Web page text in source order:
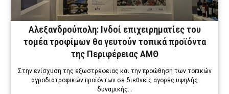
Αλεξανδρούπολη: Ινδοί επιχειρηματίες του
τομέα τροφίμων θα γευτούν τοπικά προϊόντα
της Περιφέρειας ΑΜΘ
Στην ενίσχυση της εξωστρέφειας και την προώθηση των τοπικών
αγροδιατροφικών προϊόντων σε διεθνείς αγορές υψηλής
δυναμικής…